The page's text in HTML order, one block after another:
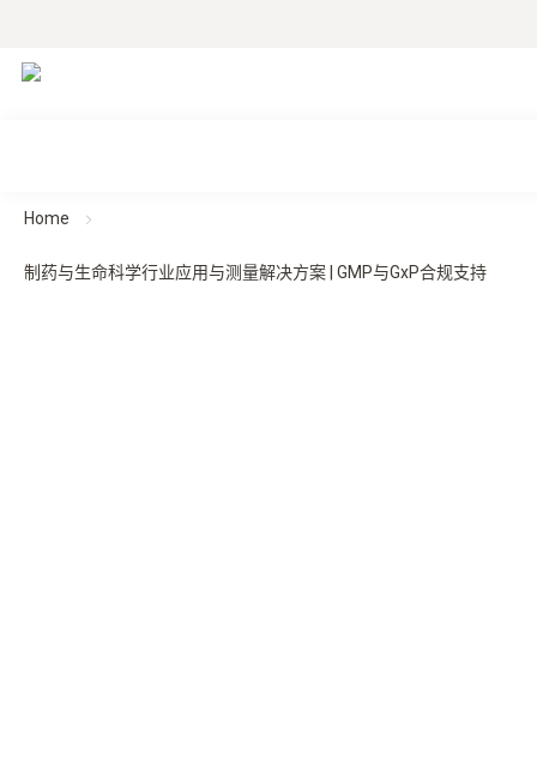
Home
制药与生命科学行业应用与测量解决方案 | GMP与GxP合规支持